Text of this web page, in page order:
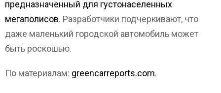
предназначенный для густонаселенных
мегаполисов. Разработчики подчеркивают, что
даже маленький городской автомобиль может
быть роскошью.
По материалам: greencarreports.com.